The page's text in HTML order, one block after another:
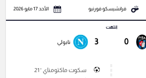
فرانشيسكو فورنيو الأحد 17 مايو 2026
0
انتهت
3 نابولي
سكوت ماكتومناي ' 21